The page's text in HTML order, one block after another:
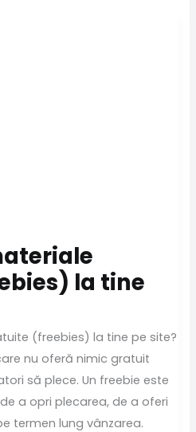
la tine
(freebies) la tine pe site?
nu oferă nimic gratuit
să plece. Un freebie este
a opri plecarea, de a oferi
termen lung vânzarea.